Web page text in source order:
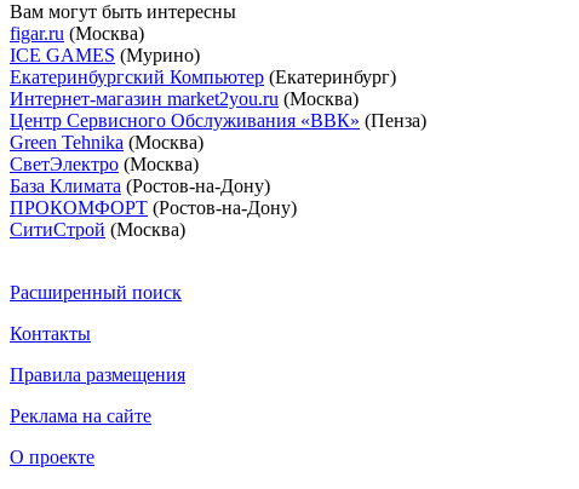
Вам могут быть интересны
figar.ru (Москва)
ICE GAMES (Мурино)
Екатеринбургский Компьютер (Екатеринбург)
Интернет-магазин market2you.ru (Москва)
Центр Сервисного Обслуживания «ВВК» (Пенза)
Green Tehnika (Москва)
СветЭлектро (Москва)
База Климата (Ростов-на-Дону)
ПРОКОМФОРТ (Ростов-на-Дону)
СитиСтрой (Москва)
Расширенный поиск
Контакты
Правила размещения
Реклама на сайте
О проекте